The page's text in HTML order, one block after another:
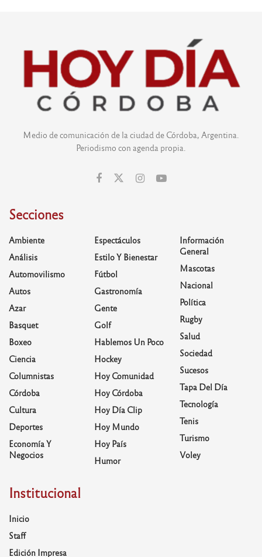
Medio de comunicación de la ciudad de Córdoba, Argentina.
Periodismo con agenda propia.
Secciones
Ambiente
Análisis
Automovilismo
Autos
Azar
Basquet
Boxeo
Ciencia
Columnistas
Córdoba
Cultura
Deportes
Economía Y
Negocios
Espectáculos
Estilo Y Bienestar
Fútbol
Gastronomía
Gente
Golf
Hablemos Un Poco
Hockey
Hoy Comunidad
Hoy Córdoba
Hoy Día Clip
Hoy Mundo
Hoy País
Humor
Información
General
Mascotas
Nacional
Política
Rugby
Salud
Sociedad
Sucesos
Tapa Del Día
Tecnología
Tenis
Turismo
Voley
Institucional
Inicio
Staff
Edición Impresa